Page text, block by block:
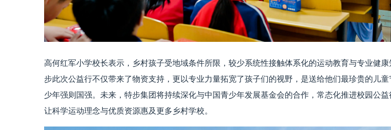
高何红军小学校长表示，乡村孩子受地域条件所限，较少系统性接触体系化的运动教育与专业健
步此次公益行不仅带来了物资支持，更以专业力量拓宽了孩子们的视野，是送给他们最珍贵的儿童
少年强则国强。未来，特步集团将持续深化与中国青少年发展基金会的合作，常态化推进校园公益
让科学运动理念与优质资源惠及更多乡村学校。